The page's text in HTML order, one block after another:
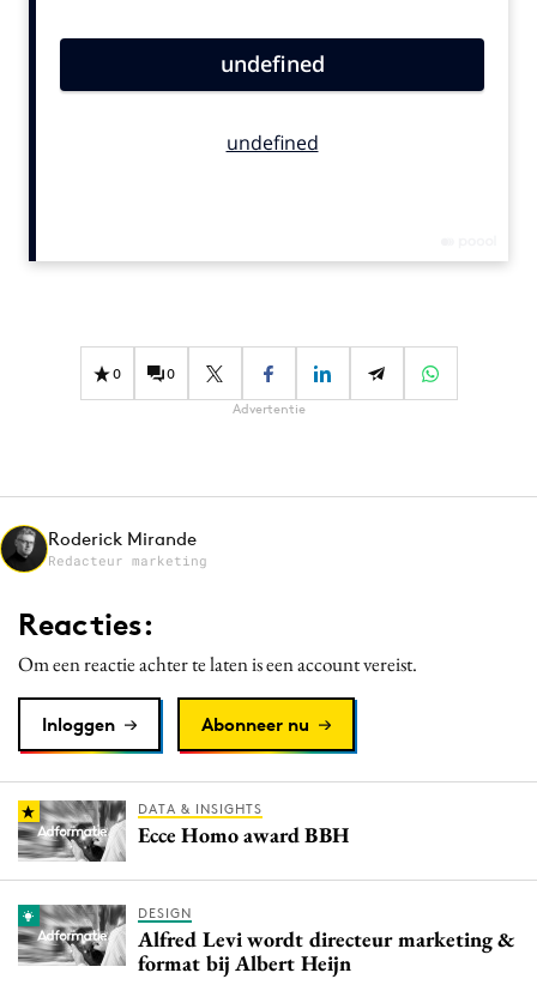
Carriere
Diversiteit
Interne communicatie
Martech
Media
PR
Programmatic
Purpose Marketing
Reputatie & crisis
0 0
Advertentie
Roderick Mirande
Redacteur marketing
Reacties:
Om een reactie achter te laten is een account vereist.
Inloggen Abonneer nu
DATA & INSIGHTS
Ecce Homo award BBH
DESIGN
Alfred Levi wordt directeur marketing &
format bij Albert Heijn